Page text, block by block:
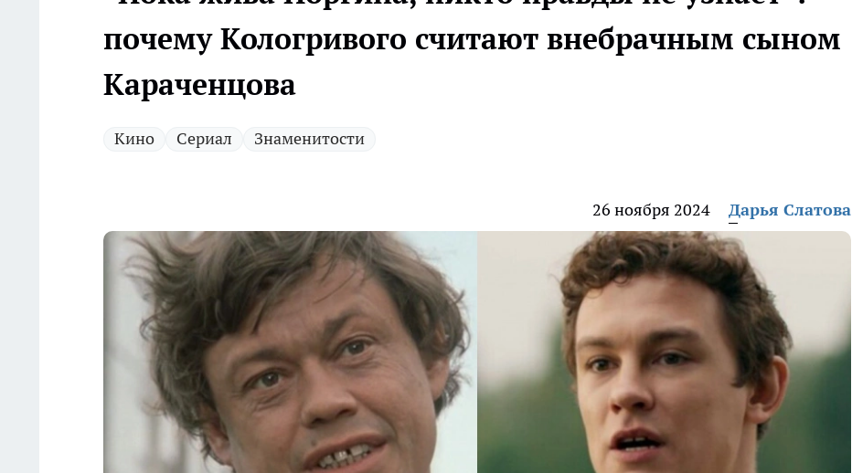
почему Кологривого считают внебрачным сыном
Караченцова
Кино Сериал Знаменитости
26 ноября 2024 Дарья Слатова